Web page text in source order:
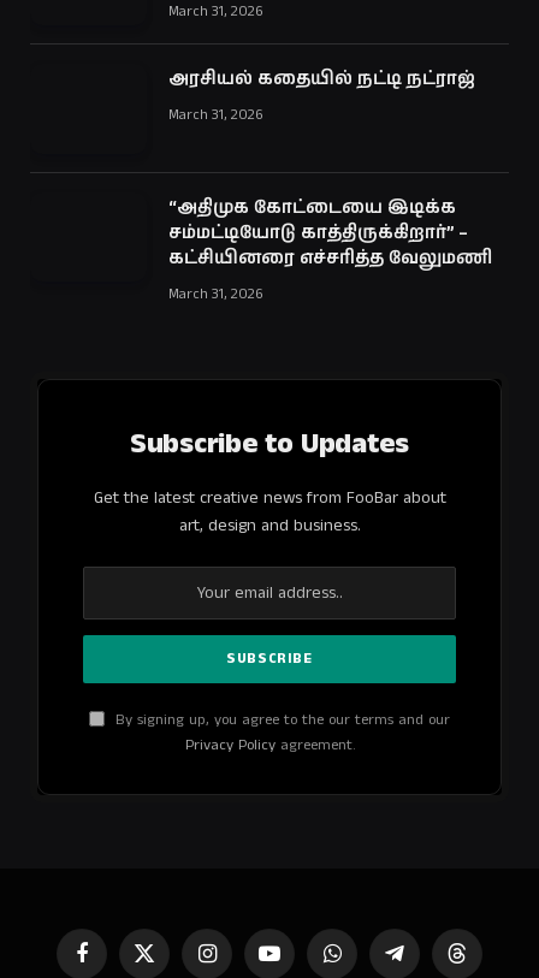
March 31, 2026
அரசியல் கதையில் நட்டி நட்ராஜ்
March 31, 2026
“அதிமுக கோட்டையை இடிக்க
சம்மட்டியோடு காத்திருக்கிறார்” –
கட்சியினரை எச்சரித்த வேலுமணி
March 31, 2026
Subscribe to Updates
Get the latest creative news from FooBar about
art, design and business.
By signing up, you agree to the our terms and our
Privacy Policyagreement.
FacebookX
InstagramYouTube WhatsAppTelegramThreads